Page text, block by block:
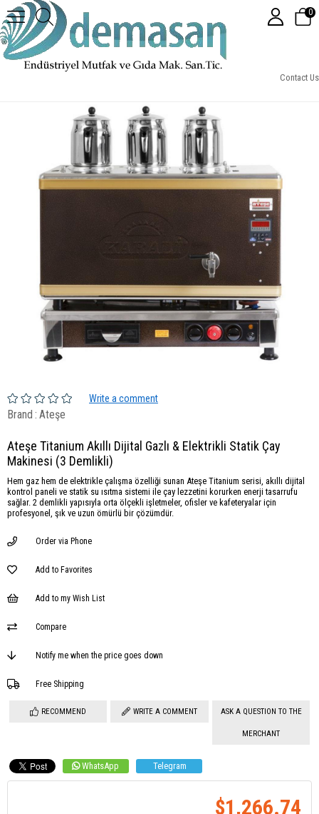
Contact Us
0
Ateşe Titanium Akıllı Dijital Gazlı & Elektrikli Statik Çay Makinesi (3 Demlikli)
Write a comment
Brand : Ateşe
Ateşe Titanium Akıllı Dijital Gazlı & Elektrikli Statik Çay
Makinesi (3 Demlikli)
Hem gaz hem de elektrikle çalışma özelliği sunan Ateşe Titanium serisi, akıllı dijital
kontrol paneli ve statik su ısıtma sistemi ile çay lezzetini korurken enerji tasarrufu
sağlar. 2 demlikli yapısıyla orta ölçekli işletmeler, ofisler ve kafeteryalar için
profesyonel, şık ve uzun ömürlü bir çözümdür.
Order via Phone
Add to Favorites
Add to my Wish List
Compare
Notify me when the price goes down
Free Shipping
RECOMMEND WRITE A COMMENT ASK A QUESTION TO THE
MERCHANT
WhatsApp Telegram
$1,266.74